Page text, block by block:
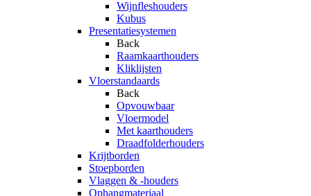
Wijnfleshouders
Kubus
Presentatiesystemen
Back
Raamkaarthouders
Kliklijsten
Vloerstandaards
Back
Opvouwbaar
Vloermodel
Met kaarthouders
Draadfolderhouders
Krijtborden
Stoepborden
Vlaggen & -houders
Ophangmateriaal